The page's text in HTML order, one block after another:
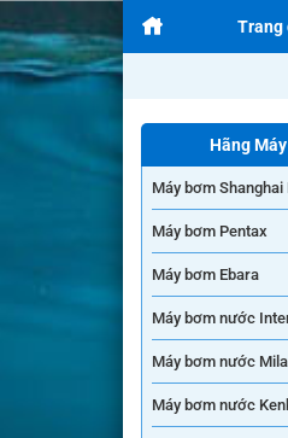
Trang
Hãng
Máy bơm Shanghai
Máy bơm Pentax
Máy bơm Ebara
Máy bơm nước
Máy bơm nước
Máy bơm nước